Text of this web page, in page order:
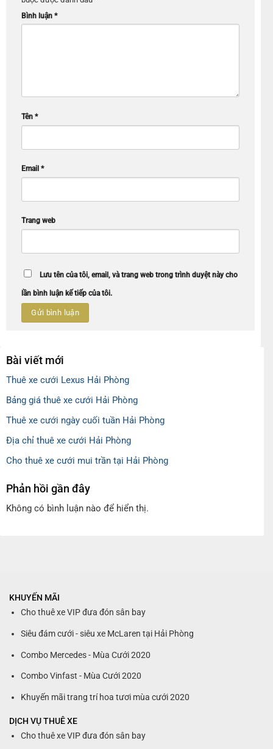
Bình luận *
Tên *
Email *
Trang web
Lưu tên của tôi, email, và trang web trong trình duyệt này cho
lần bình luận kế tiếp của tôi.
Bài viết mới
Thuê xe cưới Lexus Hải Phòng
Bảng giá thuê xe cưới Hải Phòng
Thuê xe cưới ngày cuối tuần Hải Phòng
Địa chỉ thuê xe cưới Hải Phòng
Cho thuê xe cưới mui trần tại Hải Phòng
Phản hồi gần đây
Không có bình luận nào để hiển thị.
KHUYẾN MÃI
Cho thuê xe VIP đưa đón sân bay
Siêu đám cưới - siêu xe McLaren tại Hải Phòng
Combo Mercedes - Mùa Cưới 2020
Combo Vinfast - Mùa Cưới 2020
Khuyến mãi trang trí hoa tươi mùa cưới 2020
DỊCH VỤ THUÊ XE
Cho thuê xe VIP đưa đón sân bay